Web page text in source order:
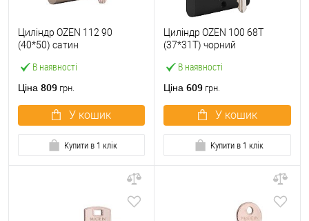
В наявності
Циліндр OZEN 112 90
(40*50) сатин
Ціна 809 грн.
У кошик
Купити в 1 клік
В наявності
Циліндр OZEN 100 68T
(37*31T) чорний
Ціна 609 грн.
У кошик
Купити в 1 клік